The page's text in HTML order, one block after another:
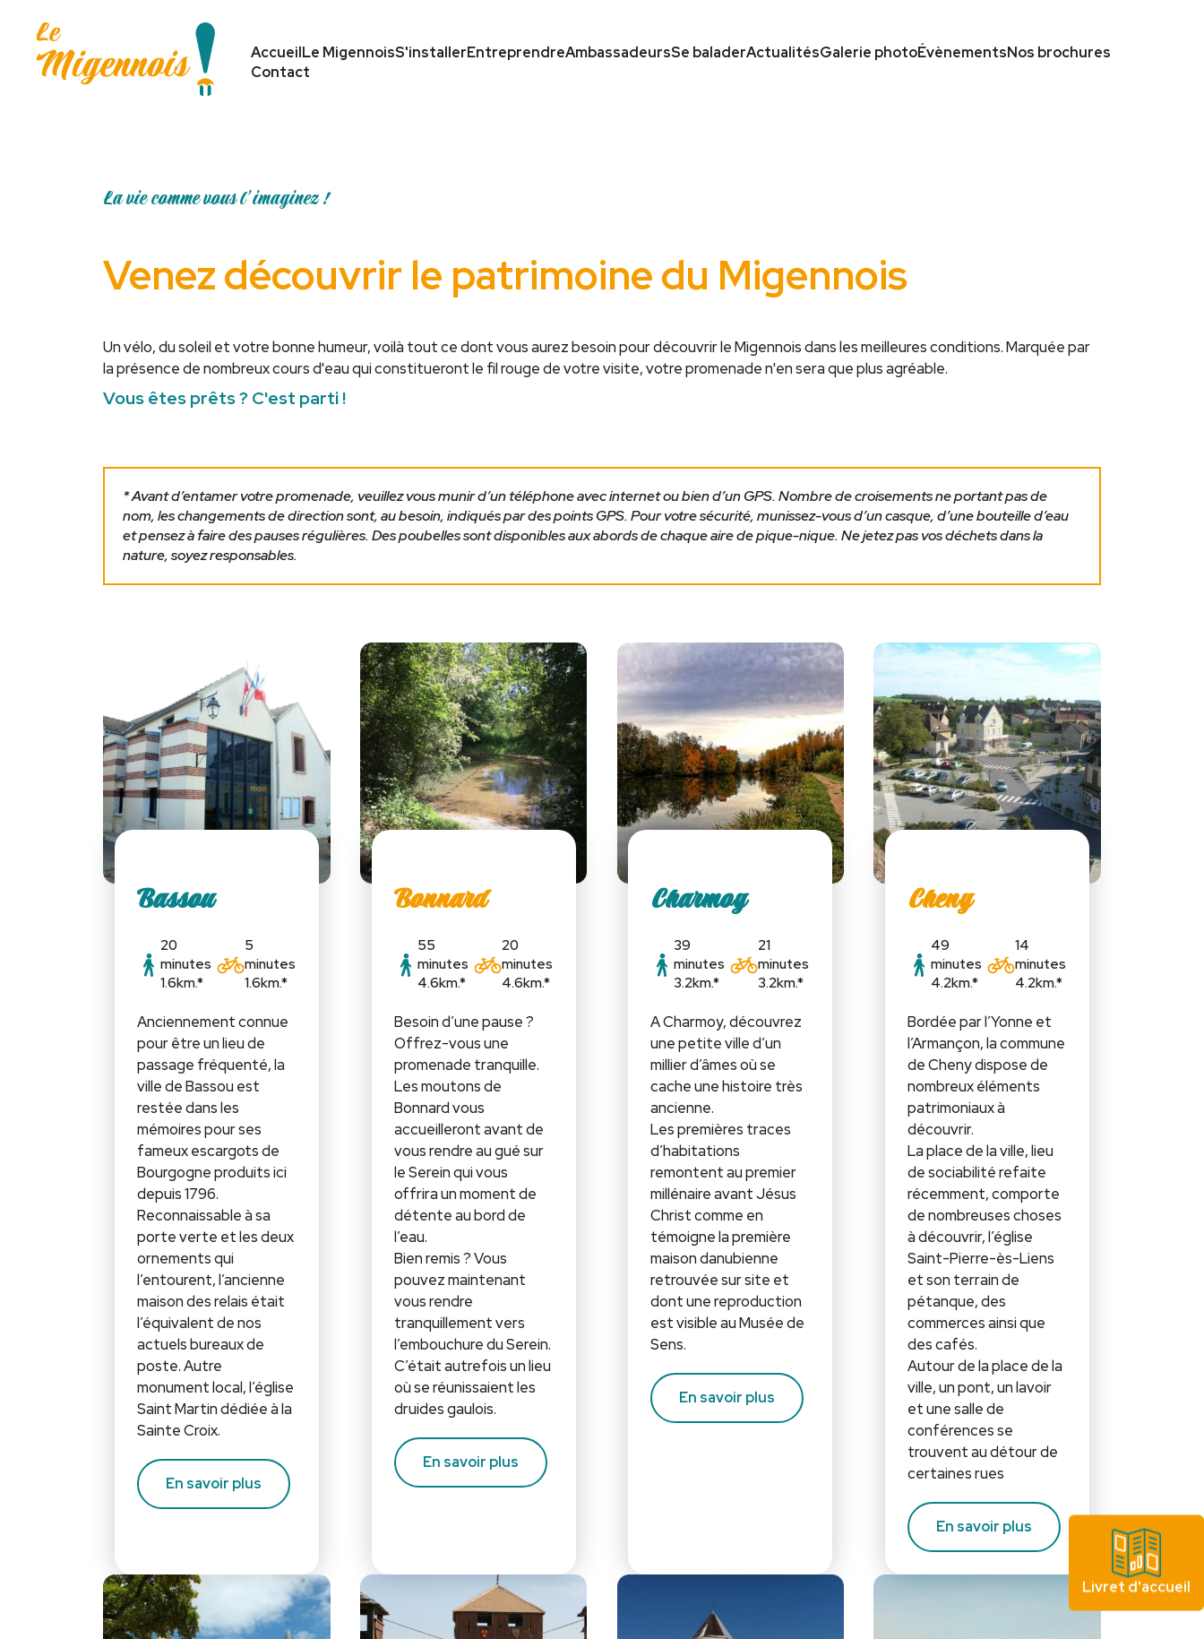
AccueilLe MigennoisS'installerEntreprendreAmbassadeursSe baladerActualitésGalerie photoÉvènementsNos brochures
Contact
Livret d'accueil
La vie comme vous l’imaginez !
Venez découvrir le patrimoine du Migennois
Un vélo, du soleil et votre bonne humeur, voilà tout ce dont vous aurez besoin pour découvrir le Migennois dans les meilleures conditions. Marquée par
la présence de nombreux cours d'eau qui constitueront le fil rouge de votre visite, votre promenade n'en sera que plus agréable.
Vous êtes prêts ? C'est parti !
* Avant d’entamer votre promenade, veuillez vous munir d’un téléphone avec internet ou bien d’un GPS. Nombre de croisements ne portant pas de
nom, les changements de direction sont, au besoin, indiqués par des points GPS. Pour votre sécurité, munissez-vous d’un casque, d’une bouteille d’eau
et pensez à faire des pauses régulières. Des poubelles sont disponibles aux abords de chaque aire de pique-nique. Ne jetez pas vos déchets dans la
nature, soyez responsables.
Bassou
20
minutes
1.6km.*
5
minutes
1.6km.*
Anciennement connue
pour être un lieu de
passage fréquenté, la
ville de Bassou est
restée dans les
mémoires pour ses
fameux escargots de
Bourgogne produits ici
depuis 1796.
Reconnaissable à sa
porte verte et les deux
ornements qui
l’entourent, l’ancienne
maison des relais était
l’équivalent de nos
actuels bureaux de
poste. Autre
monument local, l’église
Saint Martin dédiée à la
Sainte Croix.
En savoir plus
Bonnard
55
minutes
4.6km.*
20
minutes
4.6km.*
Besoin d’une pause ?
Offrez-vous une
promenade tranquille.
Les moutons de
Bonnard vous
accueilleront avant de
vous rendre au gué sur
le Serein qui vous
offrira un moment de
détente au bord de
l’eau.
Bien remis ? Vous
pouvez maintenant
vous rendre
tranquillement vers
l’embouchure du Serein.
C’était autrefois un lieu
où se réunissaient les
druides gaulois.
En savoir plus
Charmoy
39
minutes
3.2km.*
21
minutes
3.2km.*
A Charmoy, découvrez
une petite ville d’un
millier d’âmes où se
cache une histoire très
ancienne.
Les premières traces
d’habitations
remontent au premier
millénaire avant Jésus
Christ comme en
témoigne la première
maison danubienne
retrouvée sur site et
dont une reproduction
est visible au Musée de
Sens.
En savoir plus
Cheny
49
minutes
4.2km.*
14
minutes
4.2km.*
Bordée par l’Yonne et
l’Armançon, la commune
de Cheny dispose de
nombreux éléments
patrimoniaux à
découvrir.
La place de la ville, lieu
de sociabilité refaite
récemment, comporte
de nombreuses choses
à découvrir, l’église
Saint-Pierre-ès-Liens
et son terrain de
pétanque, des
commerces ainsi que
des cafés.
Autour de la place de la
ville, un pont, un lavoir
et une salle de
conférences se
trouvent au détour de
certaines rues
En savoir plus